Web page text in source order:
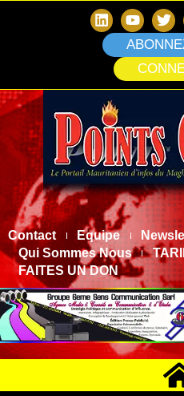
Contact Equipe
Qui Sommes Nous
FAITES UN DON